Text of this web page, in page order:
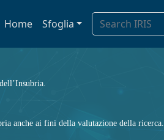
Home Sfoglia
anche ai fini della valutazione della ricerca.